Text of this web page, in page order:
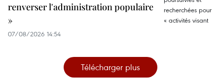
renverser l'administration populaire
»
07/08/2026 14:54
Télécharger plus